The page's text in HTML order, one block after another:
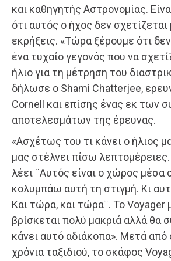
και καθηγητής Αστρονομίας.
ότι αυτός ο ήχος δεν σχετίζεται
εκρήξεις. «Τώρα ξέρουμε ότι
ένα τυχαίο γεγονός που να
ήλιο για τη μέτρηση του
δήλωσε ο Shami Chatterjee,
Cornell και επίσης ένας εκ των
αποτελεσμάτων της έρευνας.
«Ασχέτως του τι κάνει ο ήλιος
μας στέλνει πίσω
λέει ¨Αυτός είναι ο χώρος μέσα
κολυμπάω αυτή τη στιγμή. Κι
Και τώρα, και τώρα¨. Το Voyager
βρίσκεται πολύ μακριά αλλά θα
κάνει αυτό αδιάκοπα». Μετά από
χρόνια ταξιδιού, το σκάφος